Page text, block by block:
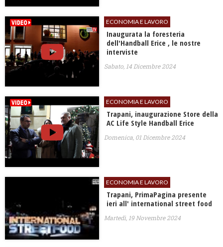
ECONOMIA E LAVORO
Inaugurata la foresteria
dell'Handball Erice , le nostre
interviste
Sabato, 14 Dicembre 2024
ECONOMIA E LAVORO
Trapani, inaugurazione Store della
AC Life Style Handball Erice
Domenica, 01 Dicembre 2024
ECONOMIA E LAVORO
Trapani, PrimaPagina presente
ieri all' international street food
Martedì, 19 Novembre 2024